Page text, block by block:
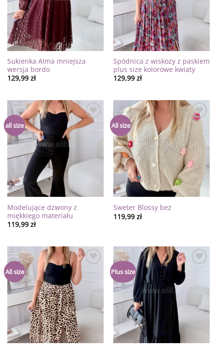
Sukienka Alma mniejsza
wersja bordo
129,99 zł
Spódnica z wiskozy z paskiem
plus size kolorowe kwiaty
129,99 zł
all size
Dodaj
do
Modelujące dzwony z
miękkiego materiału
119,99 zł
All size
Dodaj
do
listy
życzeń
Sweter Blossy beż
119,99 zł
All size
do
listy
Plus size